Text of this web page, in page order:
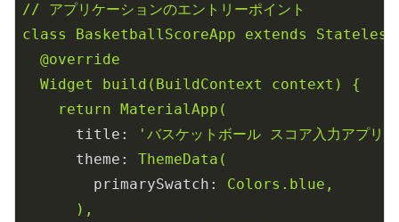
//
アプリケーションのエントリーポイント
class
BasketballScoreApp extends
@override
Widget
build(BuildContext context)
{
return
MaterialApp(
title:
'バスケットボール スコア入力アプリ'
theme:
ThemeData(
primarySwatch:
Colors.blue,
),